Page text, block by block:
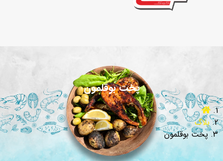
پخت بوقلمون
بلاگ
پخت بوقلمون